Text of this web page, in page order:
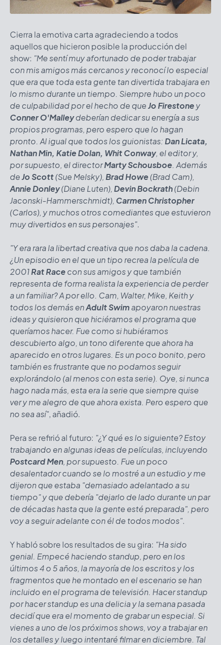
Cierra la emotiva carta agradeciendo a todos
aquellos que hicieron posible la producción del
show: "Me sentí muy afortunado de poder trabajar
con mis amigos más cercanos y reconocí lo especial
que era que toda esta gente tan divertida trabajara en
lo mismo durante un tiempo. Siempre hubo un poco
de culpabilidad por el hecho de queJo Firestoney
Conner O'Malleydeberían dedicar su energía a sus
propios programas, pero espero que lo hagan
pronto. Al igual que todos los guionistas:Dan Licata,
Nathan Min, Katie Dolan, Whit Conway, el editor y,
por supuesto, el directorMarty Schousboe. Además
deJo Scott(Sue Melsky), Brad Howe(Brad Cam),
Annie Donley(Diane Luten), Devin Bockrath(Debin
Jaconski-Hammerschmidt), Carmen Christopher
(Carlos), y muchos otros comediantes que estuvieron
muy divertidos en sus personajes".
"Y era rara la libertad creativa que nos daba la cadena.
¿Un episodio en el que un tipo recrea la película de
2001Rat Racecon sus amigos y que también
representa de forma realista la experiencia de perder
a un familiar? A por ello. Cam, Walter, Mike, Keith y
todos los demás enAdult Swimapoyaron nuestras
ideas y quisieron que hiciéramos el programa que
queríamos hacer. Fue como si hubiéramos
descubierto algo, un tono diferente que ahora ha
aparecido en otros lugares. Es un poco bonito, pero
también es frustrante que no podamos seguir
explorándolo (al menos con esta serie). Oye, si nunca
hago nada más, esta era la serie que siempre quise
ver y me alegro de que ahora exista. Pero espero que
no sea así", añadió.
Pera se refirió al futuro: "¿Y qué es lo siguiente? Estoy
trabajando en algunas ideas de películas, incluyendo
Postcard Men, por supuesto. Fue un poco
desalentador cuando se lo mostré a un estudio y me
dijeron que estaba "demasiado adelantado a su
tiempo" y que debería "dejarlo de lado durante un par
de décadas hasta que la gente esté preparada", pero
voy a seguir adelante con él de todos modos".
Y habló sobre los resultados de su gira: "Ha sido
genial. Empecé haciendo standup, pero en los
últimos 4 o 5 años, la mayoría de los escritos y los
fragmentos que he montado en el escenario se han
incluido en el programa de televisión. Hacer standup
por hacer standup es una delicia y la semana pasada
decidí que era el momento de grabar un especial. Si
vienes a uno de los próximos shows, voy a trabajar en
los detalles y luego intentaré filmar en diciembre. Tal